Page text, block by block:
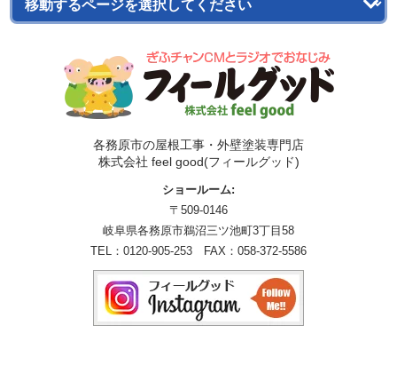
各務原市の屋根工事・外壁塗装専門店
株式会社 feel good(フィールグッド)
ショールーム:
〒509-0146
岐阜県各務原市鵜沼三ツ池町3丁目58
TEL： 0120-905-253 FAX：058-372-5586